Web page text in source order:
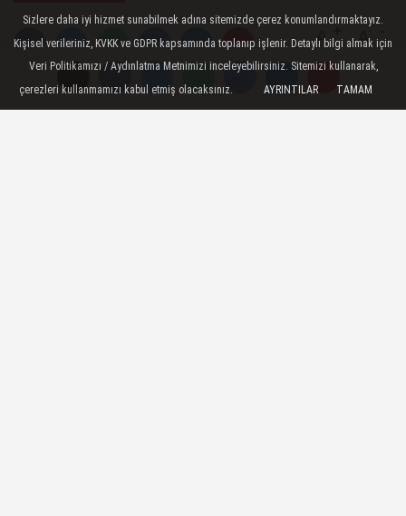
A A
Sizlere daha iyi hizmet sunabilmek adına sitemizde çerez konumlandırmaktayız.
Kişisel verileriniz, KVKK ve GDPR kapsamında toplanıp işlenir. Detaylı bilgi almak için
Veri Politikamızı / Aydınlatma Metnimizi inceleyebilirsiniz. Sitemizi kullanarak,
çerezleri kullanmamızı kabul etmiş olacaksınız.
AYRINTILAR TAMAM